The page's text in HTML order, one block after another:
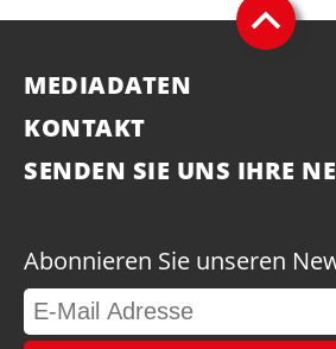
MEDIADATEN
KONTAKT
SENDEN SIE UNS IHRE
Abonnieren Sie unseren